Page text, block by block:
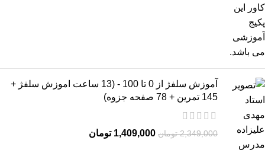
آموزش سلفژ از 0 تا 100 - (13 ساعت اموزش سلفژ +
145 تمرین + 78 صفحه جزوه)
2,349,000 تومان 1,409,000 تومان